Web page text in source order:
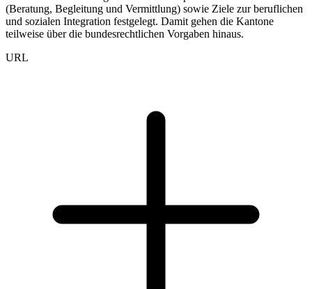
(Beratung, Begleitung und Vermittlung) sowie Ziele zur beruflichen
und sozialen Integration festgelegt. Damit gehen die Kantone
teilweise über die bundesrechtlichen Vorgaben hinaus.
URL